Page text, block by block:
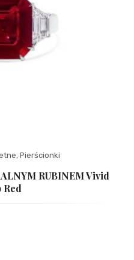
, Pierścionki
RUBINEM Vivid
Red